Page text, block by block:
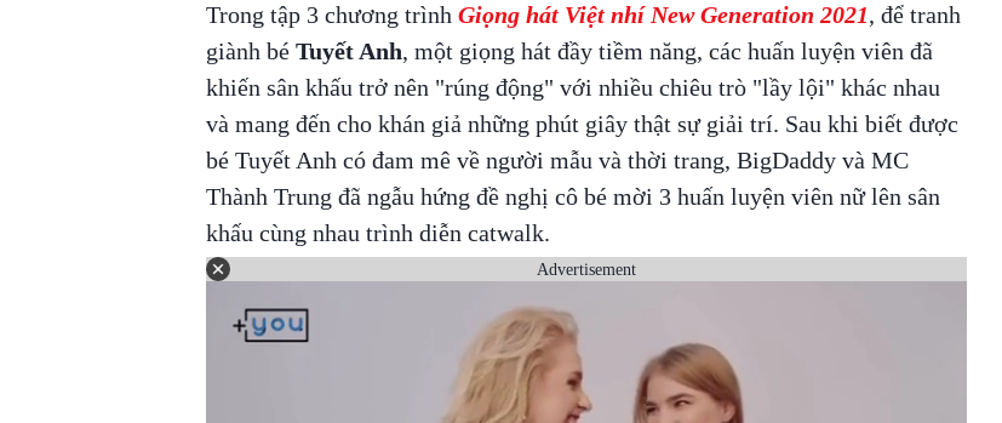
Trong tập 3 chương trình Giọng hát Việt nhí New Generation 2021, để tranh
giành bé Tuyết Anh, một giọng hát đầy tiềm năng, các huấn luyện viên đã
khiến sân khấu trở nên "rúng động" với nhiều chiêu trò "lầy lội" khác nhau
và mang đến cho khán giả những phút giây thật sự giải trí. Sau khi biết được
bé Tuyết Anh có đam mê về người mẫu và thời trang, BigDaddy và MC
Thành Trung đã ngẫu hứng đề nghị cô bé mời 3 huấn luyện viên nữ lên sân
khấu cùng nhau trình diễn catwalk.
Advertisement